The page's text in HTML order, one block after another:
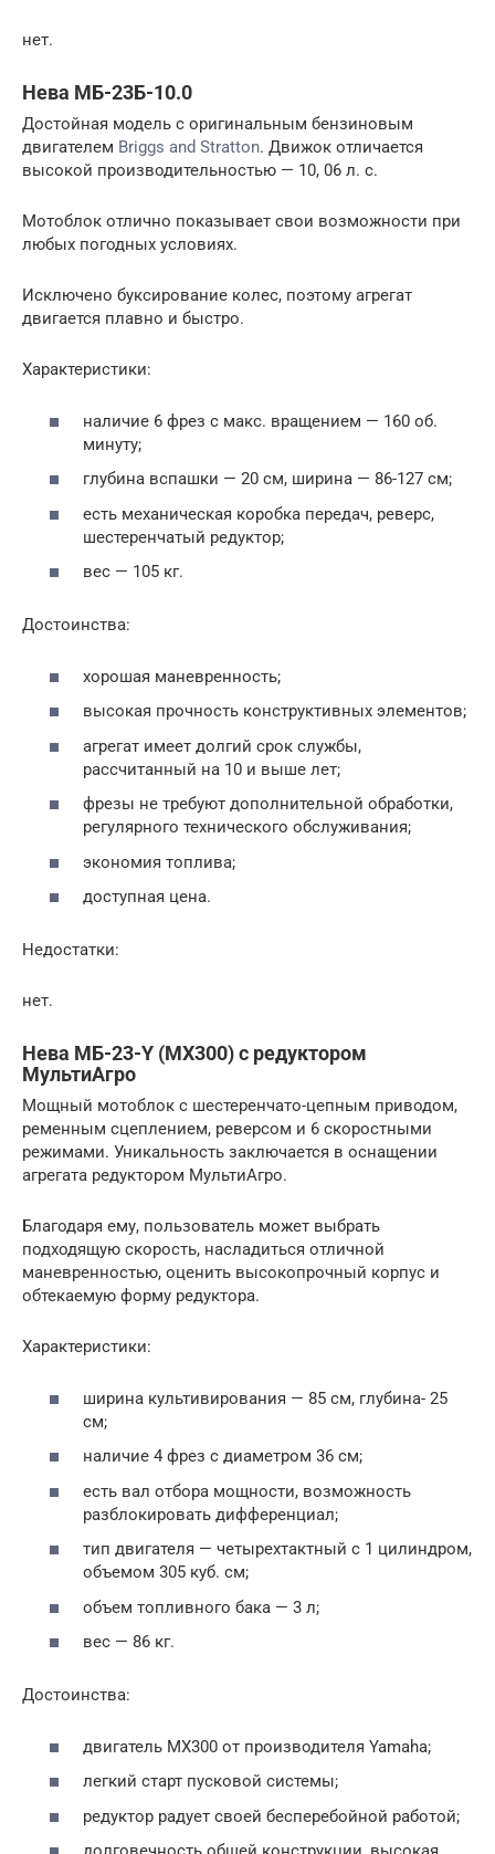
нет.
Нева МБ-23Б-10.0
Достойная модель с оригинальным бензиновым
двигателем Briggs and Stratton. Движок отличается
высокой производительностью — 10, 06 л. с.
Мотоблок отлично показывает свои возможности при
любых погодных условиях.
Исключено буксирование колес, поэтому агрегат
двигается плавно и быстро.
Характеристики:
наличие 6 фрез с макс. вращением — 160 об.
минуту;
глубина вспашки — 20 см, ширина — 86-127 см;
есть механическая коробка передач, реверс,
шестеренчатый редуктор;
вес — 105 кг.
Достоинства:
хорошая маневренность;
высокая прочность конструктивных элементов;
агрегат имеет долгий срок службы,
рассчитанный на 10 и выше лет;
фрезы не требуют дополнительной обработки,
регулярного технического обслуживания;
экономия топлива;
доступная цена.
Недостатки:
нет.
Нева МБ-23-Y (MX300) с редуктором
МультиАгро
Мощный мотоблок с шестеренчато-цепным приводом,
ременным сцеплением, реверсом и 6 скоростными
режимами. Уникальность заключается в оснащении
агрегата редуктором МультиАгро.
Благодаря ему, пользователь может выбрать
подходящую скорость, насладиться отличной
маневренностью, оценить высокопрочный корпус и
обтекаемую форму редуктора.
Характеристики:
ширина культивирования — 85 см, глубина- 25
см;
наличие 4 фрез с диаметром 36 см;
есть вал отбора мощности, возможность
разблокировать дифференциал;
тип двигателя — четырехтактный с 1 цилиндром,
объемом 305 куб. см;
объем топливного бака — 3 л;
вес — 86 кг.
Достоинства:
двигатель МХ300 от производителя Yamaha;
легкий старт пусковой системы;
редуктор радует своей бесперебойной работой;